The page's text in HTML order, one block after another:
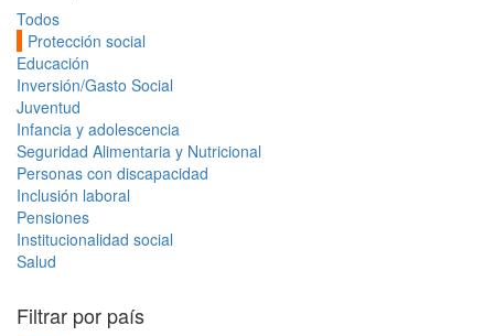
Todos
Protección social
Educación
Inversión/Gasto Social
Juventud
Infancia y adolescencia
Seguridad Alimentaria y Nutricional
Personas con discapacidad
Inclusión laboral
Pensiones
Institucionalidad social
Salud
Filtrar por país